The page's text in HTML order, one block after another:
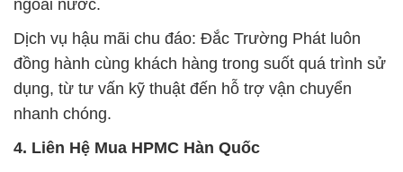
ngoài nước.
Dịch vụ hậu mãi chu đáo: Đắc Trường Phát luôn
đồng hành cùng khách hàng trong suốt quá trình sử
dụng, từ tư vấn kỹ thuật đến hỗ trợ vận chuyển
nhanh chóng.
4. Liên Hệ Mua HPMC Hàn Quốc